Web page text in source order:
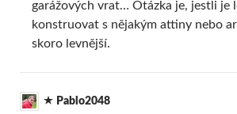
garážových vrat… Otázka je, jestli je
konstruovat s nějakým attiny nebo
skoro levnější.
Pablo2048